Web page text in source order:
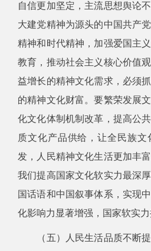
自信更加坚定，主流思想舆论
大建党精神为源头的中国共产
精神和时代精神，加强爱国主
教育，推动社会主义核心价值
益增长的精神文化需求，必须
的精神文化财富。要繁荣发展
化文化体制机制改革，提高公
质文化产品供给，让全民族
发，人民精神文化生活更加丰
我们提高国家文化软实力最深
国话语和中国叙事体系，实现
化影响力显著增强，国家软实力
（五）人民生活品质不断